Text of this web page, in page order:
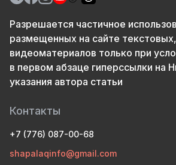
Разрешается частичное
размещенных на сайте
видеоматериалов только при
в первом абзаце гиперссылки на
указания автора статьи
Контакты
+7 (776) 087-00-68
shapalaqinfo@gmail.com